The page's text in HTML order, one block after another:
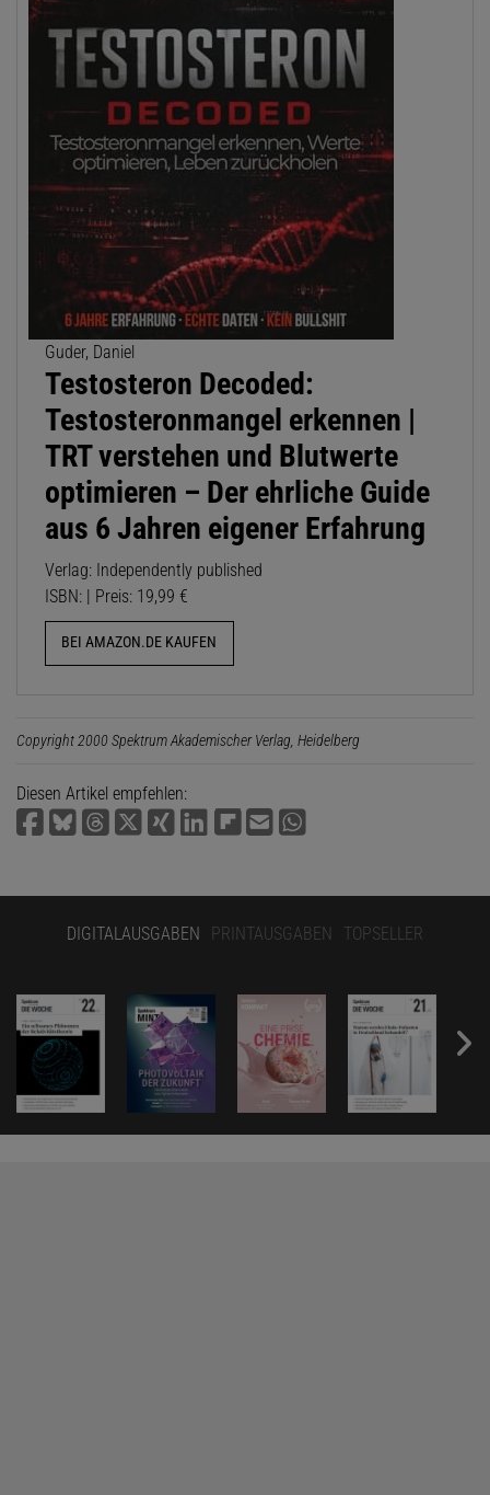
Guder, Daniel
Testosteron Decoded:
Testosteronmangel erkennen |
TRT verstehen und Blutwerte
optimieren – Der ehrliche Guide
aus 6 Jahren eigener Erfahrung
Verlag: Independently published
ISBN: | Preis: 19,99 €
BEI AMAZON.DE KAUFEN
Copyright 2000 Spektrum Akademischer Verlag, Heidelberg
Diesen Artikel empfehlen:
DIGITALAUSGABEN PRINTAUSGABEN TOPSELLER